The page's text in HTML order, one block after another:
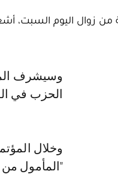
زوال اليوم السبت،
وسيشرف المؤتمر على اختيار القيادة الجديدة والأمانة العامة التي ستقودان
الحزب في
وخلال
"المأمول من